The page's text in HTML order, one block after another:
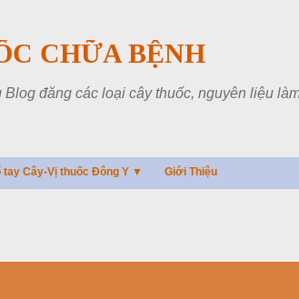
CHỮA BỆNH
đăng các loại cây thuốc, nguyên liệu
tay Cây-Vị thuốc Đông Y ▼ Giới Thiệu